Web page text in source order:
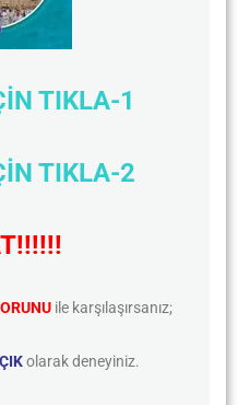
TIKLA-1
TIKLA-2
ile karşılaşırsanız;
olarak deneyiniz.